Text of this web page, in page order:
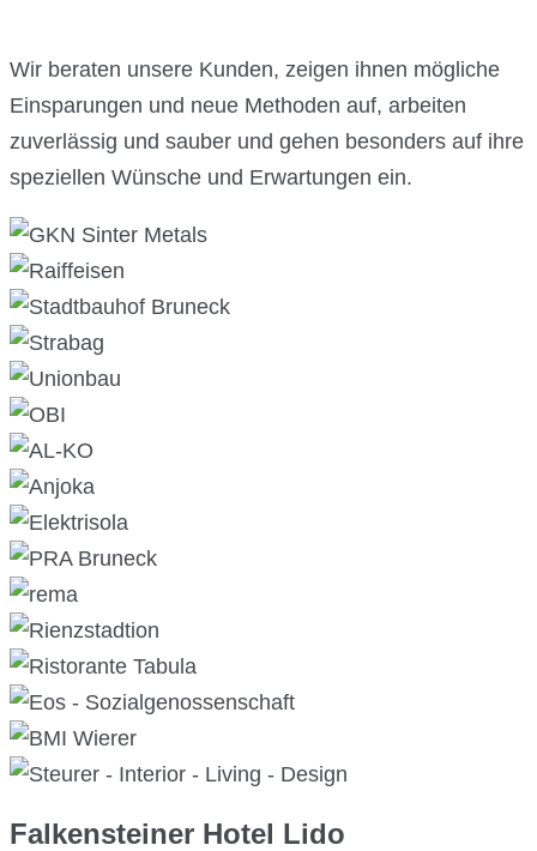
Wir beraten unsere Kunden, zeigen ihnen mögliche
Einsparungen und neue Methoden auf, arbeiten
zuverlässig und sauber und gehen besonders auf ihre
speziellen Wünsche und Erwartungen ein.
Falkensteiner Hotel Lido